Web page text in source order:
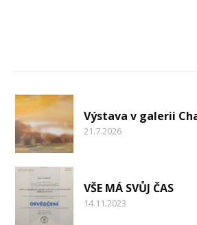
Výstava v galerii
21.7.2026
VŠE MÁ SVŮJ ČAS
14.11.2023